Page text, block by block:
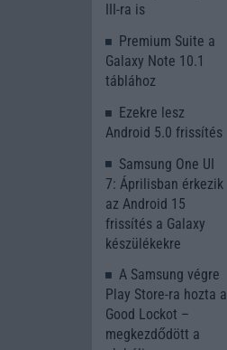
III-ra is
Premium Suite a
Galaxy Note 10.1
táblához
Ezekre lesz
Android 5.0 frissítés
Samsung One UI
7: Áprilisban érkezik
az Android 15
frissítés a Galaxy
készülékekre
A Samsung végre
Play Store-ra hozta a
Good Lockot –
megkezdődött a